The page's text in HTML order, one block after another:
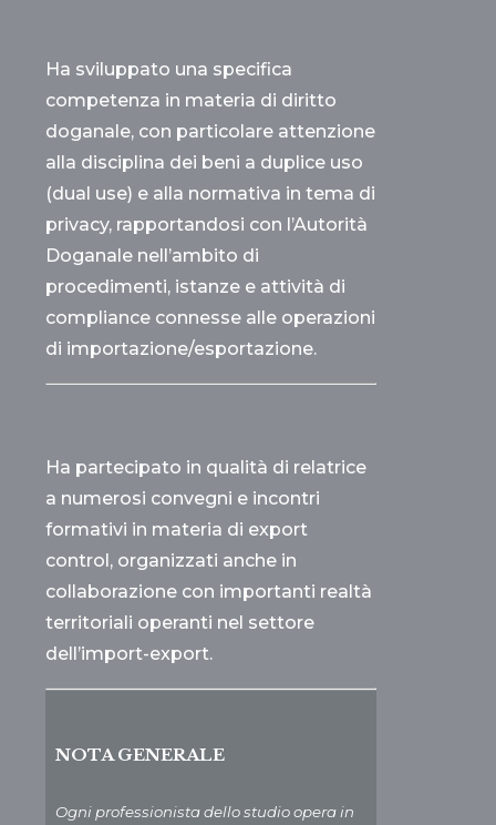
Ha sviluppato una specifica
competenza in materia di diritto
doganale, con particolare attenzione
alla disciplina dei beni a duplice uso
(dual use) e alla normativa in tema di
privacy, rapportandosi con l’Autorità
Doganale nell’ambito di
procedimenti, istanze e attività di
compliance connesse alle operazioni
di importazione/esportazione.
Ha partecipato in qualità di relatrice
a numerosi convegni e incontri
formativi in materia di export
control, organizzati anche in
collaborazione con importanti realtà
territoriali operanti nel settore
dell’import-export.
NOTA GENERALE
Ogni professionista dello studio opera in